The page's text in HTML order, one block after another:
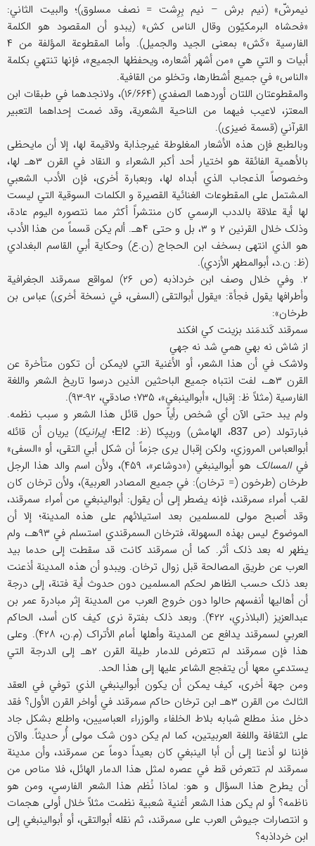
نیمرشّ» (نیم برش – نیم بِرِشت = نصف مسلوق)؛ والبیت الثاني:
«فحشاه البرمکیّون وقال الناس کش» (یبدو أن المقصود هو الکلمة
الفارسیة «کَش» بمعنی الجید والجمیل). وأما المقطوعة المؤلفة من ۴
أبیات و التي هي «من أشهر أشعاره، ویحفظها الجمیع»، فإنها تنتهي بکلمة
«الناس» في جمیع أشطارها، وتخلو من القافیة.
والمقطوعتان اللتان أوردهما الصفدي (۱۶/۶۶۴)، ولانجدهما في طبقات ابن
المعتز، لاعیب فیهما من الناحیة الشعریة، وقد ضمت إحداهما التعبیر
القرآني (قسمة ضیزی).
وبالطبع فإن هذه الأشعار المغلوطة غیرجذابة ولاقیمة لها، إلا أن مایحظی
بالأهمیة الفائقة هو اختیار أحد أکبر الشعراء و النقاد في القرن ۳هـ لها،
وخصوصاً الذعجاب الذي أبداه لها، وبعبارة أخری، فإن الأدب الشعبي
المشتمل علی المقطوعات الغنائیة القصیرة و الکلمات السوقیة التي لیست
لها أیة علاقة بالددب الرسمي کان منتشراً أکثر مما نتصوره الیوم عادة،
وذلک خلال القرنین ۲ و ۳، بل و حتی ۴هـ. ألم یکن قسماً من هذا الأدب
هو الذي انتهی بسخف ابن الحجاج (ن.ع) وحکایة أبي القاسم البغدادي
(ظ: ن.د، أبوالمطهر الأزدي).
۲. وفي خلال وصف ابن خرداذبه (ص ۲۶) لمواقع سمرقند الجغرافیة
وأطرافها یقول فجأة: «یقول أبوالتقی (السفی، في نسخة أخری) عباس بن
طرخان»:
سمرقند کَندمَند بزینت کي افکند
از شاش نه بهي همي شد نه جهي
ولاشک في أن هذا الشعر، أو الأغنیة التي لایمکن أن تکون متأخرة عن
القرن ۳هـ، لفت انتباه جمیع الباحثین الذین درسوا تاریخ الشعر واللغة
الفارسیة (مثلاً ظ: إقبال، «أبوالینبغي»، ۷۳۵؛ صادقي، ۹۲-۹۳).
ولم یبد حتی الآن أي شخص رأیاً حول قائل هذا الشعر و سبب نظمه.
فبارتولد (ص837، الهامش) وریپکا (ظ:EI2؛إیرانیکا) یریان أن قائله
أبوالعباس المروزي، ولکن إقبال یری جزماً أن شکل أبي التقی، أو «السفی»
فيالمسالک
هو أبوالینبغي («دوشاعر»، ۴۵۹)، ولأن اسم والد هذا الرجل
طرخان (طرخون (= ترخان): في جمیع المصادر العربیة)، ولأن ترخان کان
لقب أمراء سمرقند، فإنه یضطر إلی أن یقول: أبوالینبغي من أمراء سمرقند،
وقد أصبح مولی للمسلمین بعد استیلائهم علی هذه المدینة؛ إلا أن
الموضوع لیس بهذه السهولة، فترخان السمرقندي استسلم في ۹۳هـ، ولم
یظهر له بعد ذلک أثر. کما أن سمرقند کانت قد سقطت إلی حدما بید
العرب عن طریق المصالحة قبل زوال ترخان. ویبدو أن هذه المدینة أذعنت
بعد ذلک حسب الظاهر لحکم المسلمین دون حدوث أیة فتنة، إلی درجة
أن أهالیها أنفسهم حالوا دون خروج العرب من المدینة إثر مبادرة عمر بن
عبدالعزیز (البلاذري، ۴۲۲). وبعد ذلک بفترة نری کیف کان أسد، الحاکم
العربي لسمرقند یدافع عن المدینة وأهلها أمام الأتراک (م.ن، ۴۲۸). وعلی
هذا فإن سمرقند لم تتعرض للدمار طیلة القرن ۲هـ إلی الدرجة التي
یستدعي معها أن یتفجع الشاعر علیها إلی هذا الحد.
ومن جهة أخری، کیف یمکن أن یکون أبوالینبغي الذي توفي في العقد
الثالث من القرن ۳هـ ابن ترخان حاکم سمرقند في أواخر القرن الأول؟ فقد
دخل منذ مطلع شبابه بلاط الخلفاء والوزراء العباسیین، واطلع بشکل جاد
علی الثقافة واللغة العربیتین، کما لم یکن دون شک مولی أُر حدیثاً. والآن
فإننا لو أذعنا إلی أن أبا الینبغي کان بعیداً دوماً عن سمرقند، وأن مدینة
سمرقند لم تتعرض قط في عصره لمثل هذا الدمار الهائل، فلا مناص من
أن یطرح هذا السؤال و هو: لماذا نُظم هذا الشعر الفارسي، ومن هو
ناظمه؟ أو لم یکن هذا الشعر أغنیة شعبیة نظمت مثلاً خلال أولی هجمات
و انتصارات جیوش العرب علی سمرقند، ثم نقله أبوالتقی، أو أبوالینبغي إلی
ابن خرداذبه؟